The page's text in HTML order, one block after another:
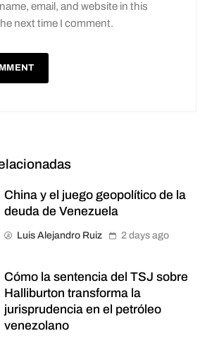
email, and website in this
next time I comment.
China y el juego geopolítico de la
deuda de Venezuela
Luis Alejandro Ruiz 2 days ago
Cómo la sentencia del TSJ sobre
Halliburton transforma la
jurisprudencia en el petróleo
venezolano